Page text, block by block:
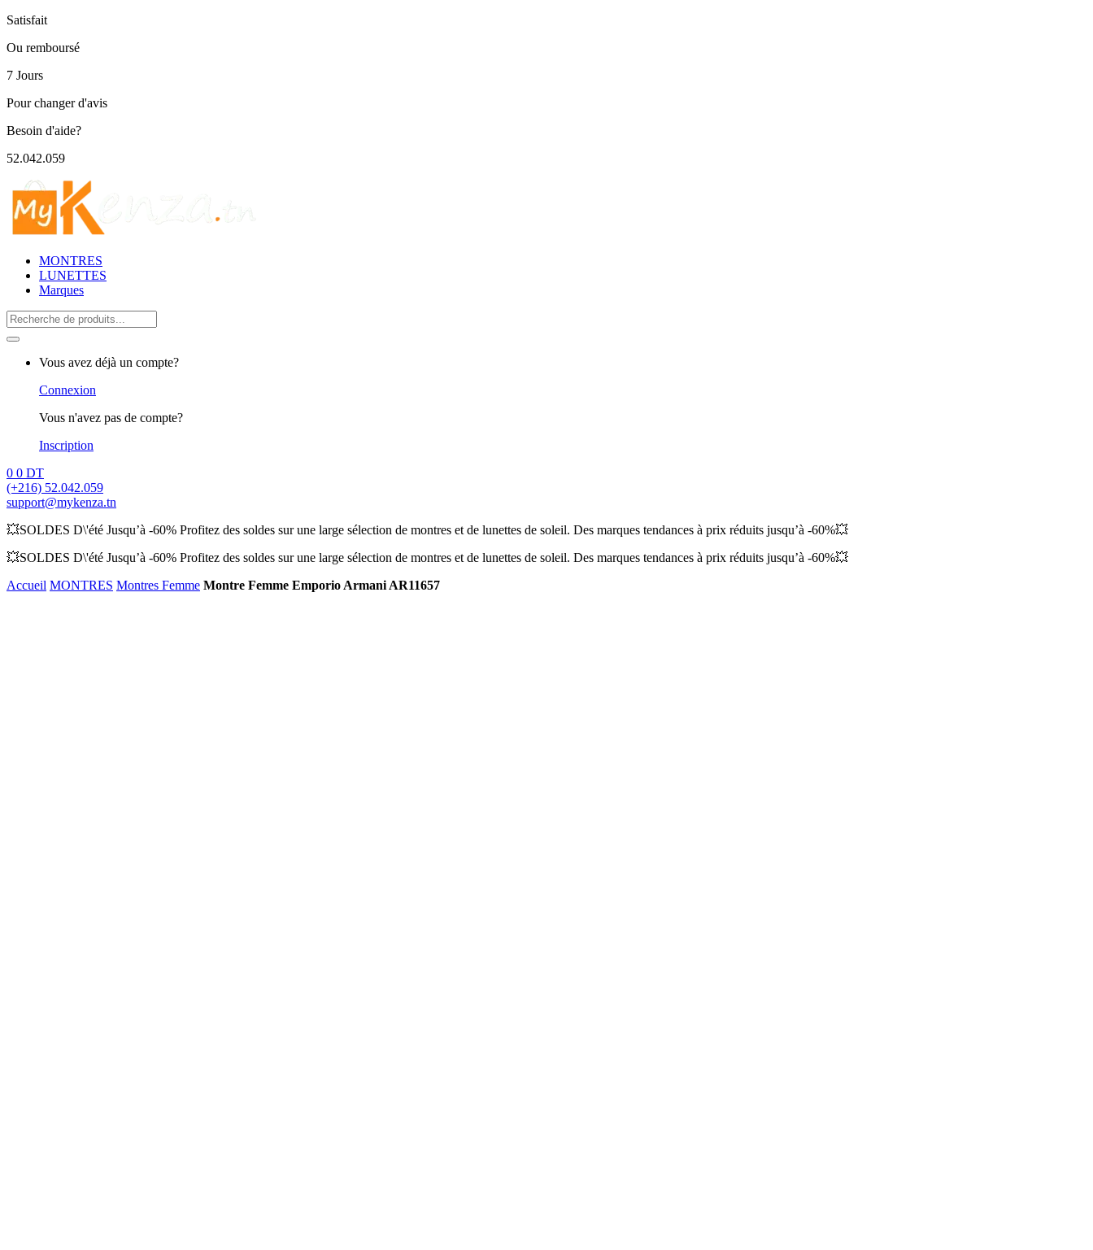
Satisfait
Ou remboursé
7 Jours
Pour changer d'avis
Besoin d'aide?
52.042.059
MONTRES
LUNETTES
Marques
Search
for:
Vous avez déjà un compte?
Connexion
Vous n'avez pas de compte?
Inscription
0 0 DT
(+216) 52.042.059
support@mykenza.tn
💥SOLDES D\'été Jusqu’à -60% Profitez des soldes sur une large sélection de montres et de lunettes de soleil. Des marques tendances à prix réduits jusqu’à -60%💥
💥SOLDES D\'été Jusqu’à -60% Profitez des soldes sur une large sélection de montres et de lunettes de soleil. Des marques tendances à prix réduits jusqu’à -60%💥
Accueil MONTRES Montres Femme Montre Femme Emporio Armani AR11657